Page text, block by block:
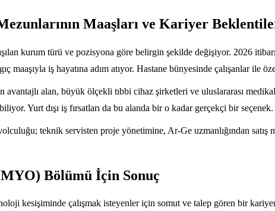
Maaşları ve Kariyer
kurum türü ve pozisyona göre belirgin şekilde değişiyor. 2026
maaşıyla iş hayatına adım atıyor. Hastane bünyesinde çalışanlar ile
avantajlı alan, büyük ölçekli tıbbi cihaz şirketleri ve uluslararası
Yurt dışı iş fırsatları da bu alanda bir o kadar gerçekçi bir seçenek.
teknik servisten proje yönetimine, Ar-Ge uzmanlığından
Bölümü İçin Sonuç
kesişiminde çalışmak isteyenler için somut ve talep gören bir